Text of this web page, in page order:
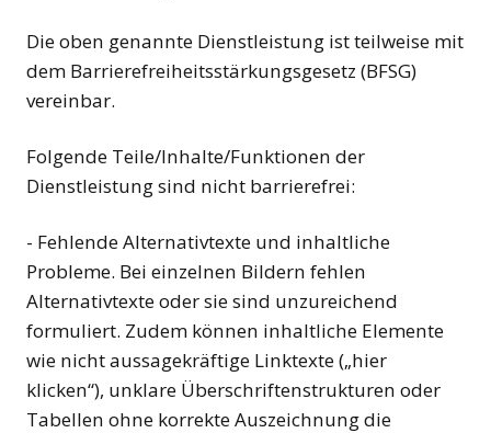
Die oben genannte Dienstleistung ist teilweise mit
dem Barrierefreiheitsstärkungsgesetz (BFSG)
vereinbar.
Folgende Teile/Inhalte/Funktionen der
Dienstleistung sind nicht barrierefrei:
- Fehlende Alternativtexte und inhaltliche
Probleme. Bei einzelnen Bildern fehlen
Alternativtexte oder sie sind unzureichend
formuliert. Zudem können inhaltliche Elemente
wie nicht aussagekräftige Linktexte („hier
klicken“), unklare Überschriftenstrukturen oder
Tabellen ohne korrekte Auszeichnung die